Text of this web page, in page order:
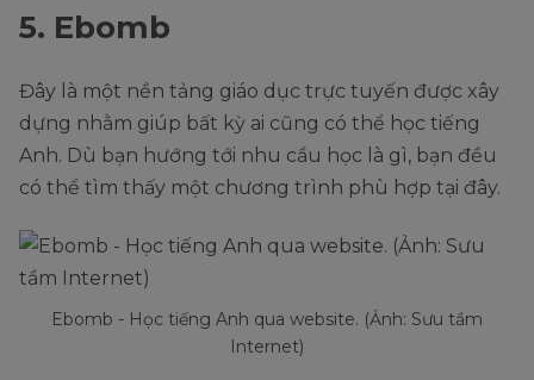
5. Ebomb
Đây là một nền tảng giáo dục trực tuyến được xây
dựng nhằm giúp bất kỳ ai cũng có thể học tiếng
Anh. Dù bạn hướng tới nhu cầu học là gì, bạn đều
có thể tìm thấy một chương trình phù hợp tại đây.
Ebomb - Học tiếng Anh qua website. (Ảnh: Sưu tầm
Internet)